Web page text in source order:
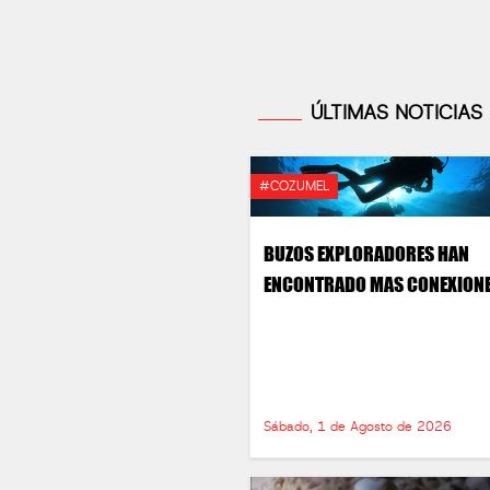
ÚLTIMAS NOTICIAS
#COZUMEL
BUZOS EXPLORADORES HAN
ENCONTRADO MAS
Sábado, 1 de Agosto de 2026